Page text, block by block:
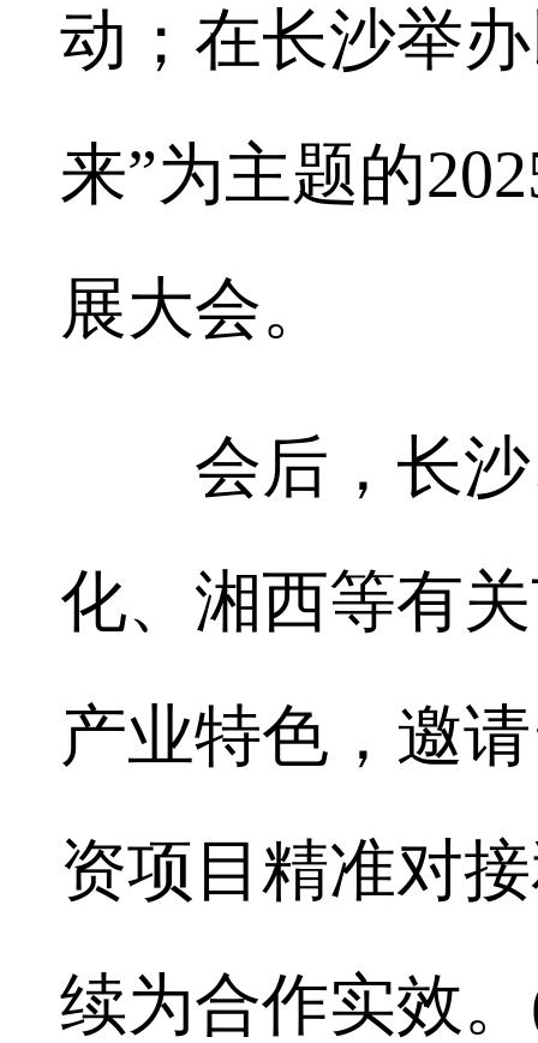
动；在长沙举
来”为主题的
展大会。
会后，长沙
化、湘西等有
产业特色，邀
资项目精准对
续为合作实效